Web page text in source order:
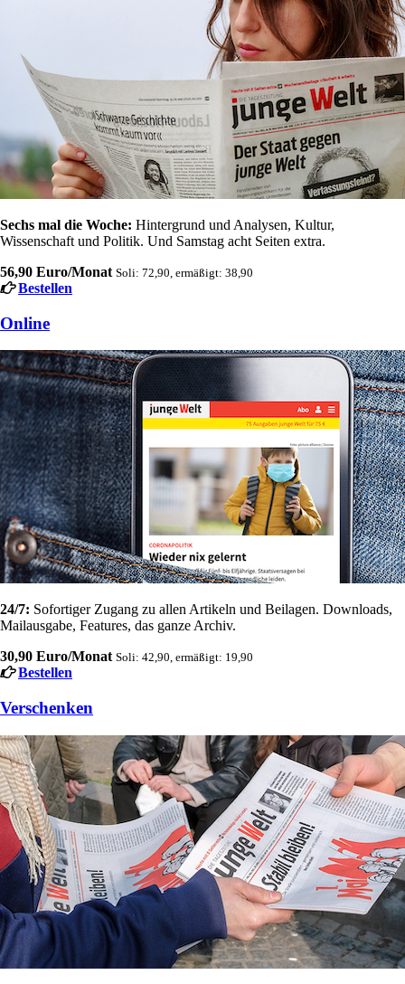
Sechs mal die Woche: Hintergrund und Analysen, Kultur,
Wissenschaft und Politik. Und Samstag acht Seiten extra.
56,90 Euro/Monat Soli: 72,90, ermäßigt: 38,90
Bestellen
Online
24/7: Sofortiger Zugang zu allen Artikeln und Beilagen. Downloads,
Mailausgabe, Features, das ganze Archiv.
30,90 Euro/Monat Soli: 42,90, ermäßigt: 19,90
Bestellen
Verschenken